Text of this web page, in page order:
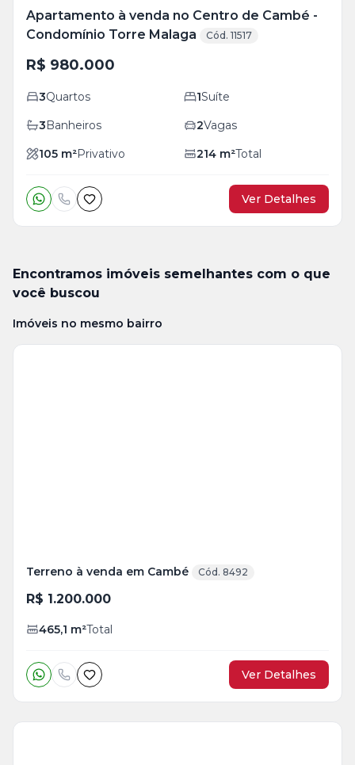
Apartamento à venda no Centro de Cambé -
Condomínio Torre Malaga
Cód. 11517
R$ 980.000
3Quartos 1Suíte
3Banheiros 2Vagas
105 m²Privativo 214 m²Total
Ver Detalhes
Encontramos imóveis semelhantes com o que
você buscou
Imóveis no mesmo bairro
Terreno à venda em Cambé Cód. 8492
R$ 1.200.000
465,1 m²Total
Ver Detalhes